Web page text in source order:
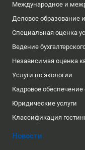
Международное и
Деловое образование
Специальная оценка
Ведение
Независимая оценка
Услуги по экологии
Кадровое
Юридические услуги
Классификация
Новости